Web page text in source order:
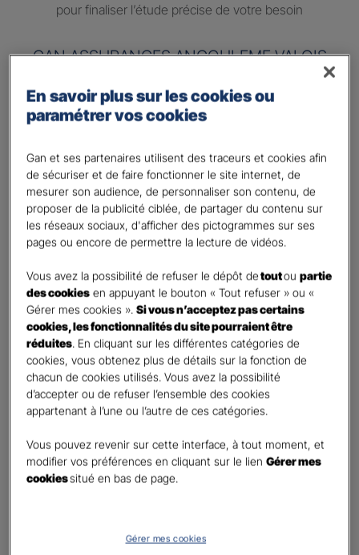
pour finaliser l’étude précise de votre besoin
GAN ASSURANCES ANGOULEME VALOIS
Information sur votre besoin :
Préparer ma retraite
Percevoir un complément de revenu régulier à la
retraite
Percevoir un capital
Autre besoin
Etes-vous déjà titulaire d’un contrat Retraite ? *
Oui
Non
Quel est votre statut professionnel ?*
TNS (Travailleur non salarié)
Salarié
Le saviez-vous ?
Le PER individuel est un produit d'épargne à long terme qui vous permet d'obtenir une
Vos informations :
En savoir plus sur les cookies ou
paramétrer vos cookies
Gan et ses partenaires utilisent des traceurs et cookies afin
de sécuriser et de faire fonctionner le site internet, de
mesurer son audience, de personnaliser son contenu, de
proposer de la publicité ciblée, de partager du contenu sur
les réseaux sociaux, d'afficher des pictogrammes sur ses
pages ou encore de permettre la lecture de vidéos.
Vous avez la possibilité de refuser le dépôt detoutoupartie
des cookies en appuyant le bouton « Tout refuser » ou «
Gérer mes cookies ».Si vous n’acceptez pas certains
cookies, les fonctionnalités du site pourraient être
réduites. En cliquant sur les différentes catégories de
cookies, vous obtenez plus de détails sur la fonction de
chacun de cookies utilisés. Vous avez la possibilité
d’accepter ou de refuser l’ensemble des cookies
appartenant à l’une ou l’autre de ces catégories.
Vous pouvez revenir sur cette interface, à tout moment, et
modifier vos préférences en cliquant sur le lienGérer mes
cookiessitué en bas de page.
Gérer mes cookies